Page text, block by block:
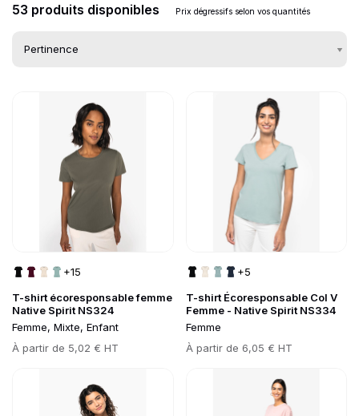
53 produits disponibles Prix dégressifs selon vos quantités
Liste des produits
T-shirt écoresponsable femme
Native Spirit NS324
Femme, Mixte, Enfant
Prix
À partir de 5,02 € HT
+15
Go to product page
T-shirt Écoresponsable Col V
Femme - Native Spirit NS334
Femme
Prix
À partir de 6,05 € HT
+5
Go to product page
Go to product page